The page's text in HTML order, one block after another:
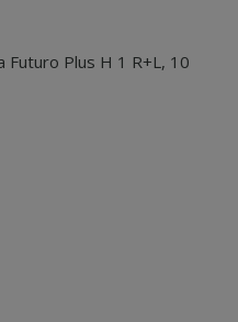
Futuro Plus H 1 R+L, 10